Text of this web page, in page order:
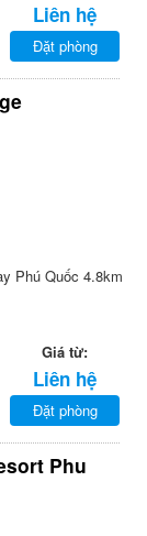
Liên hệ
Đặt phòng
Phú Quốc 4.8km
Giá từ:
Liên hệ
Đặt phòng
Phu